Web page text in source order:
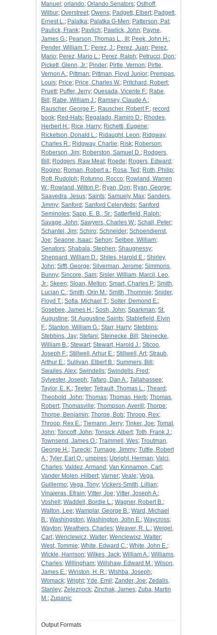
Manuel ; orlando; Orlando Senators; Osthoff,
Wilbur; Overstreet; Owens; Padgett, Elbert; Padgett,
Ernest L.; Palatka; Palatka G-Men; Patterson, Pat;
Paulick, Frank; Pavlich; Pawlick, John; Payne,
James G.; Pearson, Thomas L., III ; Peek, John H.;
Pender, William T.; Perez, J.; Perez, Juan; Perez,
Mario; Perez, Mario L.; Perez, Ralph; Petrucci, Don;
Pickett, Glenn, Jr.; Pinder; Pirtle, Vernon; Pirtle,
Vernon A.; Pittman; Pittman, Floyd Junior; Prempas,
Louis; Price; Price, Charles W.; Pritchard, Robert;
Pruett; Puffer, Jerry; Quesada, Vicente F.; Rabe,
Bill ; Rabe, William J.; Ramsey, Claude A.;
Rauscher, George F.; Rauscher, Robert F.; record
book; Red-Hats; Regalado, Ramiro D.; Rhodes,
Herbert H.; Rice, Harry; Richetti, Eugene;
Ricketson, Donald L.; Ridaught, Leon; Ridgway,
Charles R.; Ridgway, Charlie; Risk; Roberson;
Roberson, Jim; Roberston, Samuel D.; Rodgers,
Bill ; Rodgers, Raw Meat; Roede; Rogers, Edward ;
Rogino; Roman, Robert a.; Rosa, Ted ; Roth, Philip;
Rott, Rudolph; Rotunno, Rocco; Rowland, Warren
W.; Rowland, Wilton P.; Ryan, Don; Ryan, George;
Saavedra, Jesus; Saints; Samuely, Max; Sanders,
Jimmy; Sanford ; Sanford Celeryfeds; Sanford
Seminoles; Sapp, E. B., Sr.; Satterfield, Ralph;
Savage, John; Sawyers, Charles W.; Schall, Peter;
Schantel, Jim; Schiro; Schneider; Schoendienst,
Joe; Seaone, Isaac; Sehon; Selbee, William;
Senators; Shabala, Stephen; Shaugnessy;
Sheppard, William D.; Shiles, Harold E.; Shirley,
John; Sifft, George; Silverman, Jerome; Simmons,
Bunny; Sincore, Sam; Sisler, William, Marcil, Leo,
Jr.; Skeen; Sloan, Melton; Smart, Charles P.; Smith,
Lucian C.; Smith, Orin M.; Smith, Thommie; Snider,
Floyd T.; Sofia, Michael T.; Solter, Demond E.;
Sosebee, James H.; Sosh, John; Sparkman; St.
Augustine; St. Augustine Saints; Stablefield, Elvin
F.; Stanton, William G.; Starr, Harry; Stebbins;
Stebbins, Jay; Stefani; Steinecke, Bill ; Steinecke,
William B.; Stewart; Stewart, Harold J.; Sticoo,
Joseph F.; Stillwell, Arhur E.; Stillwell, Art; Straub,
Arthur E.; Sullivan, Elbert B.; Summers, Bill ;
Swailes, Alex; Swindells; Swindells, Fred ;
Sylvester, Joseph; Tafaro, Dan A.; Tallahassee;
Taylor, E. K.; Teeter; Tetrault, Thomas L.; Theard ;
Theobold, John; Thomas; Thomas, Herb; Thomas,
Robert; Thomasville; Thompson, Averill ; Thorpe;
Thorpe, Benjamin; Thorpe, Bob; Throop, Rex;
Throop, Rex E.; Tiemann, Jerry; Tinker, Joe; Tomat,
John; Toncoff, John; Tonsick, Albert; Toth, Frank J.;
Townsend, James O.; Trammell, Wes; Troutman,
George H.; Turecki; Turnage, Jimmy; Tuttle, Robert
A.; Tyler, Earl Q.; umpires; Upright, Herman; Valci,
Charles; Valdez, Armand ; Van Kinnamon, Carl ;
Vander Molen, Hilbert; Varner; Veale; Vega,
Guillermo; Vega, Tony; Vickers-Smith, Lillian;
Vinajeras, Efrain; Vitter, Joe; Vitter, Joseph A.;
Voshell ; Waddell, Bordie L.; Wagner, Robert B.;
Walton, Lee; Wamplar, George B.; Ward, Michael
B.; Washingston; Washington, John E.; Waycross;
Wayton; Weathers, Charles; Weaver, R. L.; Weigel,
Carl ; Wenclewicz, Walter; Wenclewixz, Walter;
West, Tommie; White, Edward C.; White, John E.;
Wickle, Harrison; Wilkes, Jack; William A.; Williams,
Charles; Willingham; Willshaw, Edward M.; Wilson,
James E.; Winston, H. R.; Wishba, Joseph;
Womack; Wright; Yde, Emil ; Zander, Joe; Zedalis,
Stanley; Zeleznock; Zinchak, James; Zuba, Martin
M.; Zupanic
Output Formats